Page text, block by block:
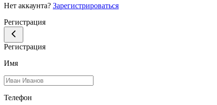
Нет аккаунта? Зарегистрироваться
Регистрация
Регистрация
Имя
Телефон